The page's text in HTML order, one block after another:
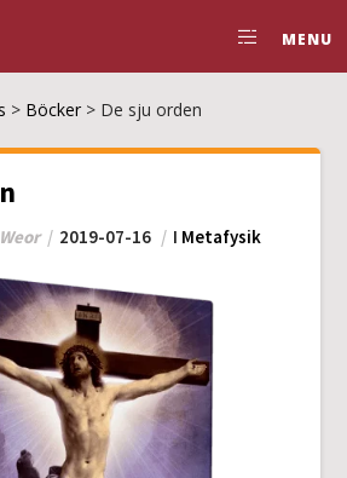
MENU
> Böcker > De sju orden
2019-07-16 I Metafysik